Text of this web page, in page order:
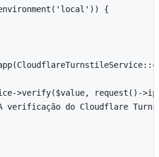
{
>verify($value, request()-
verificação do Cloudflare